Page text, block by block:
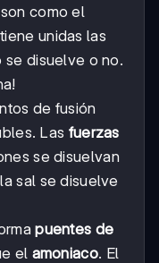
son como el
unidas las
se disuelve o no.
de fusión
Las fuerzas
se disuelvan
sal se disuelve
puentes de
el amoniaco. El